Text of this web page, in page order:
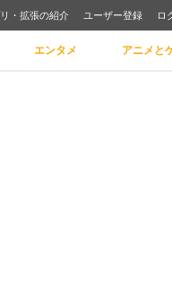
・拡張の紹介 ユーザー登録 ロ
エンタメ アニメと